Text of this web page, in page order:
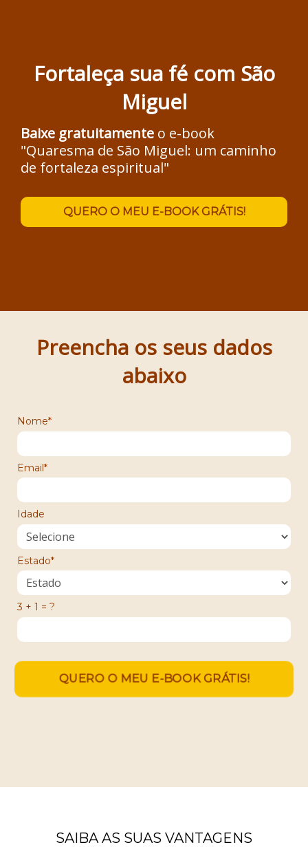
Fortaleça sua fé com São
Miguel
Baixe gratuitamente o e-book
"Quaresma de São Miguel: um caminho
de fortaleza espiritual"
QUERO O MEU E-BOOK GRÁTIS!
Preencha os seus dados
abaixo
Nome*
Email*
Idade
Estado*
3 + 1 = ?
QUERO O MEU E-BOOK GRÁTIS!
SAIBA AS SUAS VANTAGENS